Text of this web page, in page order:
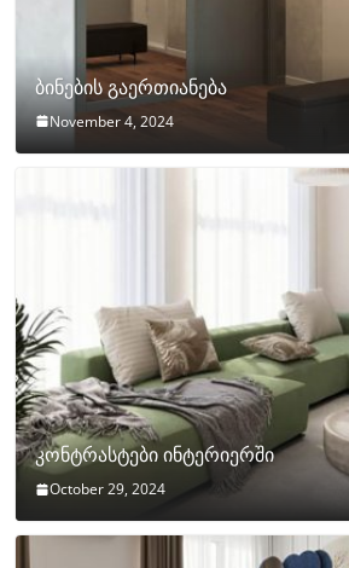
ბინების გაერთიანება
November 4, 2024
კონტრასტები ინტერიერში
October 29, 2024